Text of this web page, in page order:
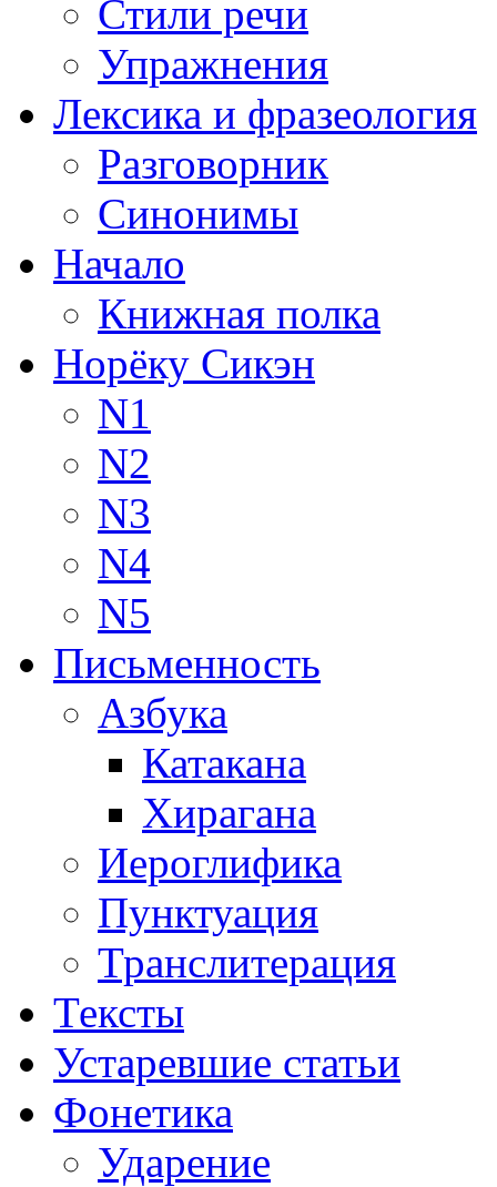
Стили речи
Упражнения
Лексика и фразеология
Разговорник
Синонимы
Начало
Книжная полка
Норёку Сикэн
N1
N2
N3
N4
N5
Письменность
Азбука
Катакана
Хирагана
Иероглифика
Пунктуация
Транслитерация
Тексты
Устаревшие статьи
Фонетика
Ударение